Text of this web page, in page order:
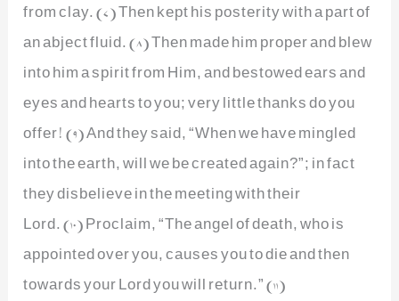
from clay. (7) Then kept his posterity with a part of
an abject fluid. (8) Then made him proper and blew
into him a spirit from Him, and bestowed ears and
eyes and hearts to you; very little thanks do you
offer! (9) And they said, “When we have mingled
into the earth, will we be created again?”; in fact
they disbelieve in the meeting with their
Lord. (10) Proclaim, “The angel of death, who is
appointed over you, causes you to die and then
towards your Lord you will return.” (11)